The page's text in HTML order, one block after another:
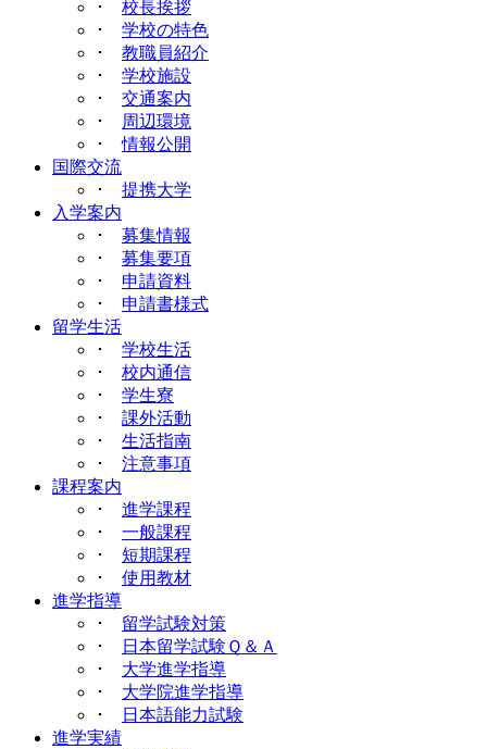
･ 校長挨拶
･ 学校の特色
･ 教職員紹介
･ 学校施設
･ 交通案内
･
周辺環境
･情報公開
国際交流
･ 提携大学
入学案内
･ 募集情報
･ 募集要項
･ 申請資料
･ 申請書様式
留学生活
･ 学校生活
･ 校内通信
･ 学生寮
･ 課外活動
･ 生活指南
･ 注意事項
課程案内
･ 進学課程
･ 一般課程
･ 短期課程
･ 使用教材
進学指導
･ 留学試験対策
･
日本留学試験Ｑ＆Ａ
･ 大学進学指導
･ 大学院進学指導
･
日本語能力試験
進学実績